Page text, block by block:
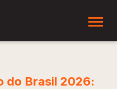
do Brasil 2026: